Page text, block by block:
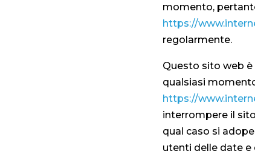
momento,
https://
regolarmente.
Questo sito web
qualsiasi
https://
interrompere il
qual caso si
utenti delle date e